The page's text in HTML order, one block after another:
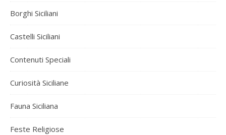
Borghi Siciliani
Castelli Siciliani
Contenuti Speciali
Curiosità Siciliane
Fauna Siciliana
Feste Religiose